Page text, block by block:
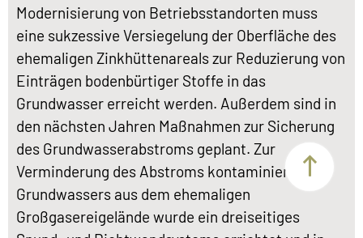
Modernisierung von Betriebsstandorten muss
eine sukzessive Versiegelung der Oberfläche des
ehemaligen Zinkhüttenareals zur Reduzierung von
Einträgen bodenbürtiger Stoffe in das
Grundwasser erreicht werden. Außerdem sind in
den nächsten Jahren Maßnahmen zur Sicherung
des Grundwasserabstroms geplant. Zur
Verminderung des Abstroms kontaminierten
Grundwassers aus dem ehemaligen
Großgasereigelände wurde ein dreiseitiges